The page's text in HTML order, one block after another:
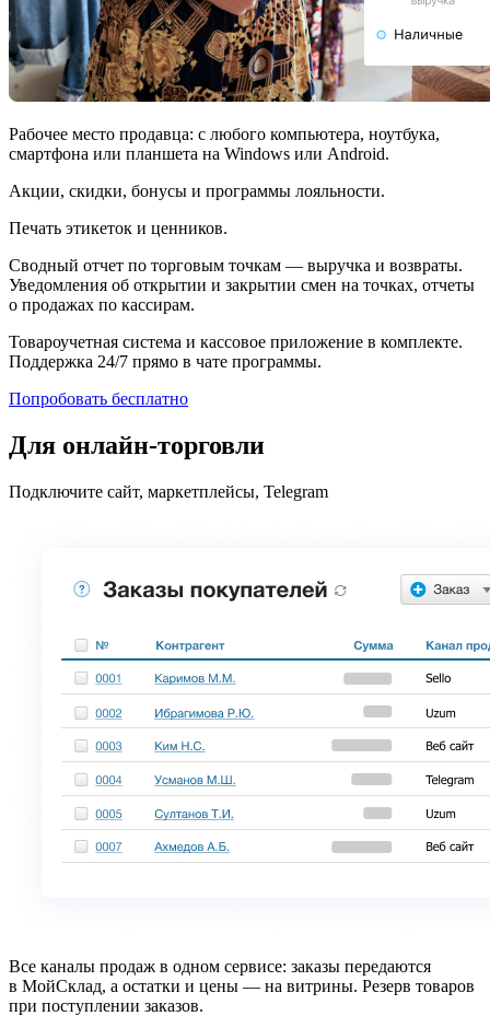
Рабочее место продавца: с любого компьютера, ноутбука,
смартфона или планшета на Windows или Android.
Акции, скидки, бонусы и программы лояльности.
Печать этикеток и ценников.
Сводный отчет по торговым точкам — выручка и возвраты.
Уведомления об открытии и закрытии смен на точках, отчеты
о продажах по кассирам.
Товароучетная система и кассовое приложение в комплекте.
Поддержка 24/7 прямо в чате программы.
Попробовать бесплатно
Для онлайн-торговли
Подключите сайт, маркетплейсы, Telegram
Все каналы продаж в одном сервисе: заказы передаются
в МойСклад, а остатки и цены — на витрины. Резерв товаров
при поступлении заказов.